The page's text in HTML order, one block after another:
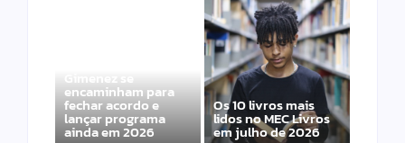
Gimenez se
encaminham para
fechar acordo e
lançar programa
ainda em 2026
Os 10 livros mais
lidos no MEC Livros
em julho de 2026